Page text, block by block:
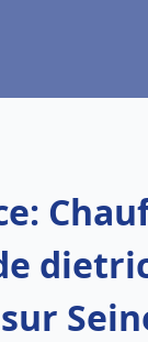
sur